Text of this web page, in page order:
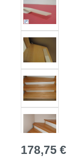
Regulärer Preis:
178,75 €